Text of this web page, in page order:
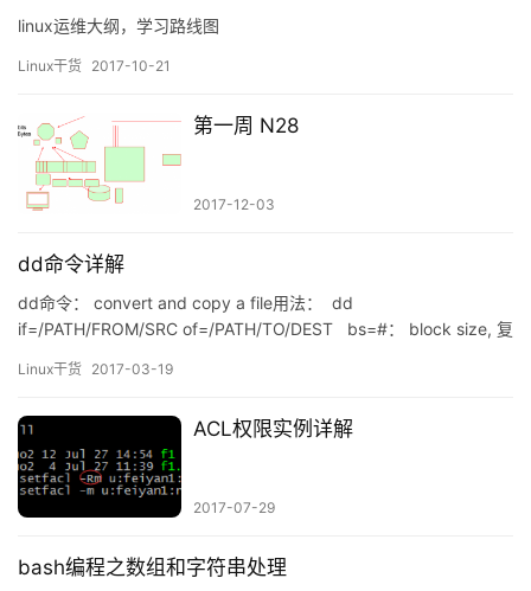
linux运维大纲，学习路线图
Linux干货 2017-10-21
第一周 N28
2017-12-03
dd命令详解
dd命令： convert and copy a file用法： dd
if=/PATH/FROM/SRC of=/PATH/TO/DEST bs=#： block size, 复
Linux干货 2017-03-19
ACL权限实例详解
2017-07-29
bash编程之数组和字符串处理